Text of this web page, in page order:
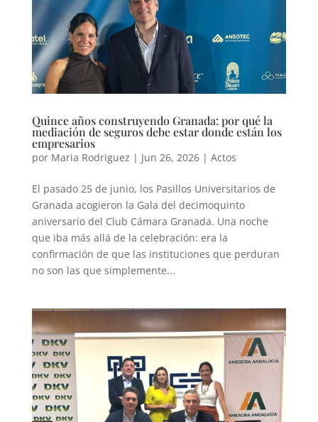
Quince años construyendo Granada: por qué la
mediación de seguros debe estar donde están los
empresarios
por Maria Rodriguez | Jun 26, 2026| Actos
El pasado 25 de junio, los Pasillos Universitarios de
Granada acogieron la Gala del decimoquinto
aniversario del Club Cámara Granada. Una noche
que iba más allá de la celebración: era la
confirmación de que las instituciones que perduran
no son las que simplemente...